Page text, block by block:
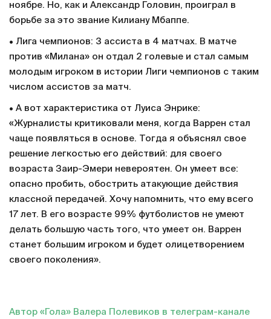
ноябре. Но, как и Александр Головин, проиграл в
борьбе за это звание Килиану Мбаппе.
• Лига чемпионов: 3 ассиста в 4 матчах. В матче
против «Милана» он отдал 2 голевые и стал самым
молодым игроком в истории Лиги чемпионов с таким
числом ассистов за матч.
• А вот характеристика от Луиса Энрике:
«Журналисты критиковали меня, когда Варрен стал
чаще появляться в основе. Тогда я объяснял свое
решение легкостью его действий: для своего
возраста Заир-Эмери невероятен. Он умеет все:
опасно пробить, обострить атакующие действия
классной передачей. Хочу напомнить, что ему всего
17 лет. В его возрасте 99% футболистов не умеют
делать большую часть того, что умеет он. Варрен
станет большим игроком и будет олицетворением
своего поколения».
Автор «Гола» Валера Полевиков в телеграм-канале